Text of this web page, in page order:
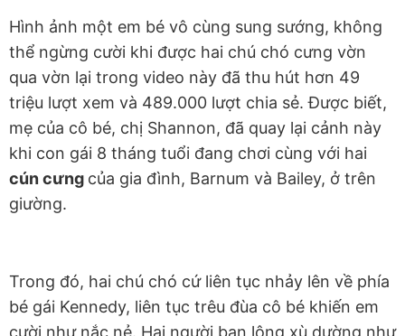
Hình ảnh một em bé vô cùng sung sướng, không
thể ngừng cười khi được hai chú chó cưng vờn
qua vờn lại trong video này đã thu hút hơn 49
triệu lượt xem và 489.000 lượt chia sẻ. Được biết,
mẹ của cô bé, chị Shannon, đã quay lại cảnh này
khi con gái 8 tháng tuổi đang chơi cùng với hai
cún cưng của gia đình, Barnum và Bailey, ở trên
giường.
Trong đó, hai chú chó cứ liên tục nhảy lên về phía
bé gái Kennedy, liên tục trêu đùa cô bé khiến em
cười như nắc nẻ. Hai người bạn lông xù dường như